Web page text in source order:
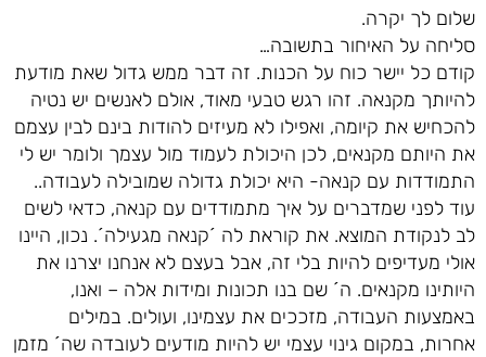
שלום לך יקרה.
סליחה על האיחור בתשובה…
קודם כל יישר כוח על הכנות. זה דבר ממש גדול שאת מודעת
להיותך מקנאה. זהו רגש טבעי מאוד, אולם לאנשים יש נטיה
להכחיש את קיומה, ואפילו לא מעיזים להודות בינם לבין עצמם
את היותם מקנאים, לכן היכולת לעמוד מול עצמך ולומר יש לי
התמודדות עם קנאה- היא יכולת גדולה שמובילה לעבודה..
עוד לפני שמדברים על איך מתמודדים עם קנאה, כדאי לשים
לב לנקודת המוצא. את קוראת לה ´קנאה מגעילה´. נכון, היינו
אולי מעדיפים להיות בלי זה, אבל בעצם לא אנחנו יצרנו את
היותינו מקנאים. ה´ שם בנו תכונות ומידות אלה – ואנו,
באמצעות העבודה, מזככים את עצמינו, ועולים. במילים
אחרות, במקום גינוי עצמי יש להיות מודעים לעובדה שה´ מזמן